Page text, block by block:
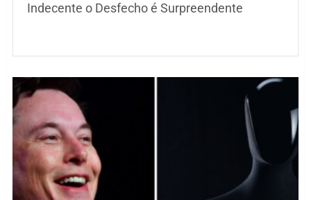
Indecente o Desfecho é Surpreendente